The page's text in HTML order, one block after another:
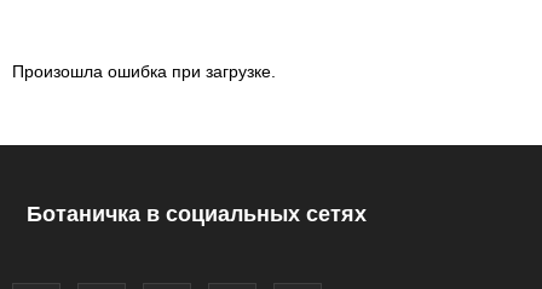
Произошла ошибка при загрузке.
Ботаничка в социальных сетях